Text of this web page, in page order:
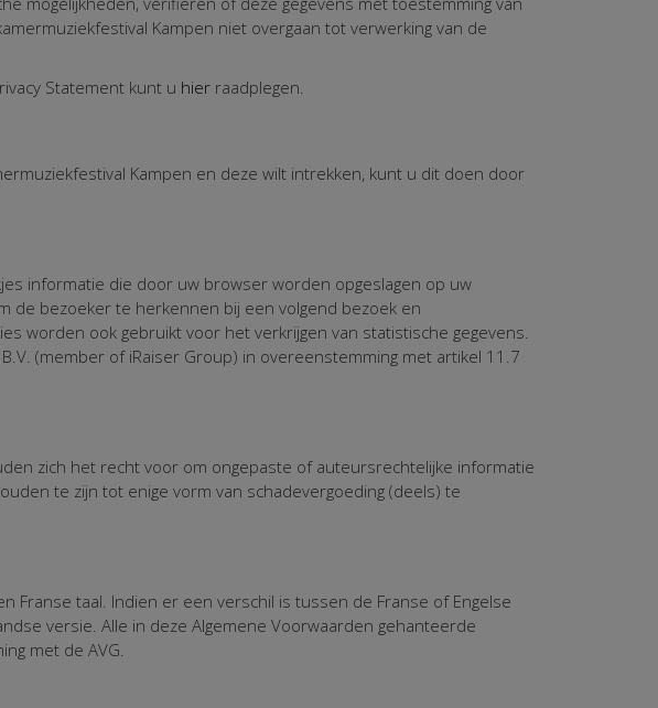
Kampen niet overgaan tot verwerking van de
Statement kunt u hier raadplegen.
Kampen en deze wilt intrekken, kunt u dit doen door
informatie die door uw browser worden opgeslagen op uw
de bezoeker te herkennen bij een volgend bezoek en
worden ook gebruikt voor het verkrijgen van statistische gegevens.
(member of iRaiser Group) in overeenstemming met artikel 11.7
zich het recht voor om ongepaste of auteursrechtelijke informatie
te zijn tot enige vorm van schadevergoeding (deels) te
Franse taal. Indien er een verschil is tussen de Franse of Engelse
versie. Alle in deze Algemene Voorwaarden gehanteerde
met de AVG.